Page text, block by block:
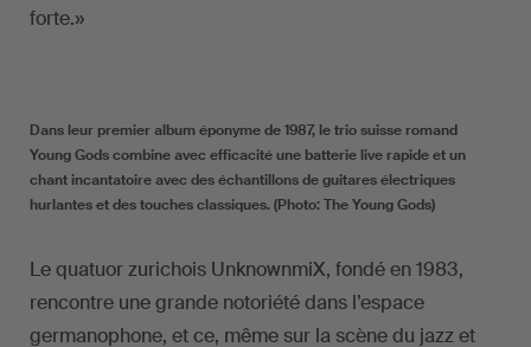
forte.»
Dans leur premier album éponyme de 1987, le trio suisse romand
Young Gods combine avec efficacité une batterie live rapide et un
chant incantatoire avec des échantillons de guitares électriques
hurlantes et des touches classiques. (Photo: The Young Gods)
Le quatuor zurichois UnknownmiX, fondé en 1983,
rencontre une grande notoriété dans l’espace
germanophone, et ce, même sur la scène du jazz et